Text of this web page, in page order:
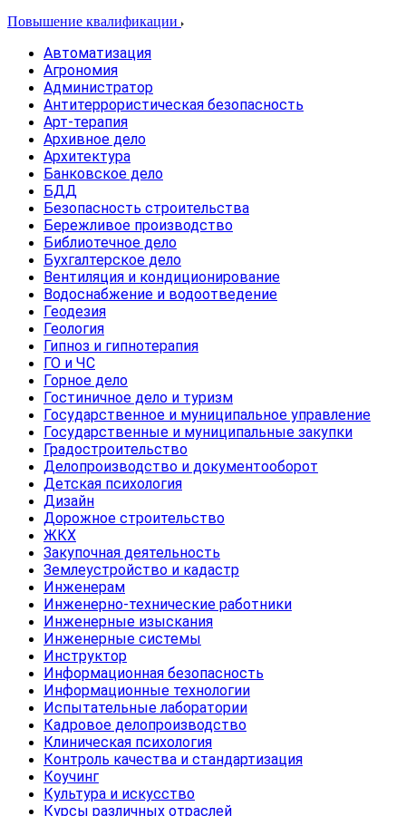
Повышение квалификации
Автоматизация
Агрономия
Администратор
Антитеррористическая безопасность
Арт-терапия
Архивное дело
Архитектура
Банковское дело
БДД
Безопасность строительства
Бережливое производство
Библиотечное дело
Бухгалтерское дело
Вентиляция и кондиционирование
Водоснабжение и водоотведение
Геодезия
Геология
Гипноз и гипнотерапия
ГО и ЧС
Горное дело
Гостиничное дело и туризм
Государственное и муниципальное управление
Государственные и муниципальные закупки
Градостроительство
Делопроизводство и документооборот
Детская психология
Дизайн
Дорожное строительство
ЖКХ
Закупочная деятельность
Землеустройство и кадастр
Инженерам
Инженерно-технические работники
Инженерные изыскания
Инженерные системы
Инструктор
Информационная безопасность
Информационные технологии
Испытательные лаборатории
Кадровое делопроизводство
Клиническая психология
Контроль качества и стандартизация
Коучинг
Культура и искусство
Курсы различных отраслей